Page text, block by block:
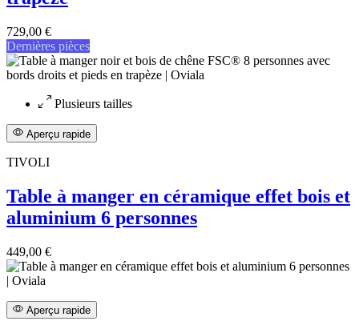
729,00 €
Dernières pièces
Plusieurs tailles
Aperçu rapide
TIVOLI
Table à manger en céramique effet bois et
aluminium 6 personnes
449,00 €
Aperçu rapide